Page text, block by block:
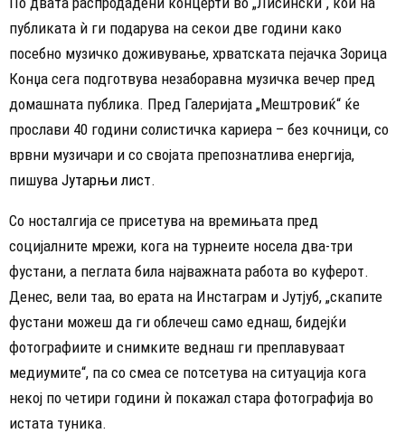
публиката ѝ ги подарува на секои две години како
посебно музичко доживување, хрватската пејачка Зорица
Конџа сега подготвува незаборавна музичка вечер пред
домашната публика. Пред Галеријата „Мештровиќ“ ќе
прослави 40 години солистичка кариера – без кочници, со
врвни музичари и со својата препознатлива енергија,
пишува Јутарњи лист.
Со носталгија се присетува на времињата пред
социјалните мрежи, кога на турнеите носела два-три
фустани, а пеглата била најважната работа во куферот.
Денес, вели таа, во ерата на Инстаграм и Јутјуб, „скапите
фустани можеш да ги облечеш само еднаш, бидејќи
фотографиите и снимките веднаш ги преплавуваат
медиумите“, па со смеа се потсетува на ситуација кога
некој по четири години ѝ покажал стара фотографија во
истата туника.